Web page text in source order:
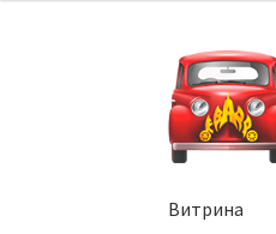
Перейти
к
навигации
Перейти
к
Витрина